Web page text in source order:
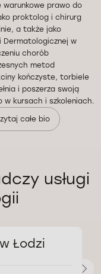
warunkowe prawo do
proktolog i chirurg
a także jako
Dermatologicznej w
chorób
metod
kończyste, torbiele
i poszerza swoją
kursach i szkoleniach.
całe bio
usługi
Łodzi